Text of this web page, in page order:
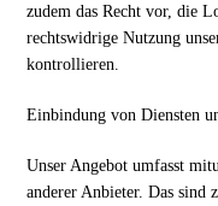
zudem das Recht vor, die
rechtswidrige Nutzung
kontrollieren.
Einbindung von Diensten
Unser Angebot umfasst
anderer Anbieter. Das sind